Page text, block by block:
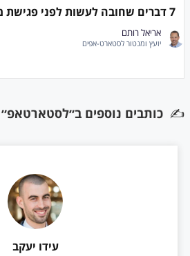
7 דברים שחובה לעשות לפני פגישת משקיעים
אריאל רותם
יועץ ומנטור לסטארט-אפים
✍️ כותבים נוספים ב״לסטארטאפ״
עידו יעקב